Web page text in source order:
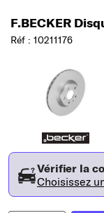
F.BECKER
Réf : 10211176
Vérifier la
Choisissez